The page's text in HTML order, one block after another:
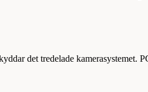
det tredelade kamerasystemet.